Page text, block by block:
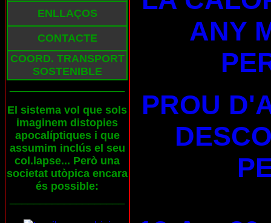
ENLLAÇOS
CONTACTE
COORD. TRANSPORT
SOSTENIBLE
El sistema vol que sols
imaginem distopies
apocalíptiques i que
assumim inclús el seu
col.lapse... Però una
societat utòpica encara
és possible:
ANY
PROU